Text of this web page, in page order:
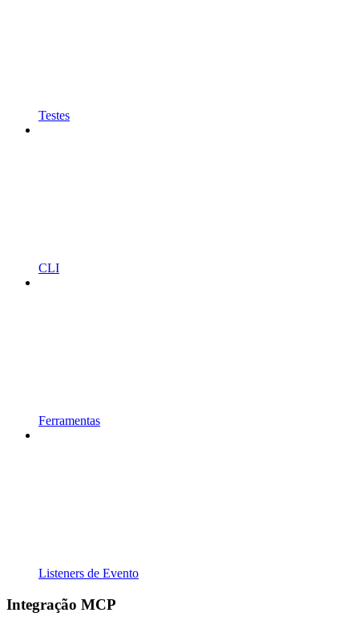
Testes
CLI
Ferramentas
Listeners de Evento
Integração MCP